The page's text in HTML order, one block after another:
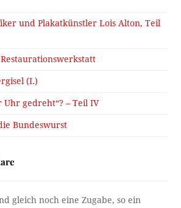
und Plakatkünstler Lois Alton, Teil
(I.)
Uhr gedreht“? – Teil IV
Bundeswurst
gleich noch eine Zugabe, so ein